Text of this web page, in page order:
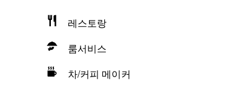
레스토랑
룸서비스
차/커피 메이커